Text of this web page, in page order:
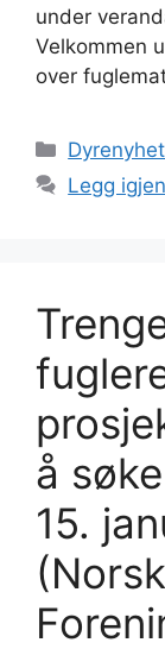
under
Velkommen
over
Kategorier
Legg
å
15.